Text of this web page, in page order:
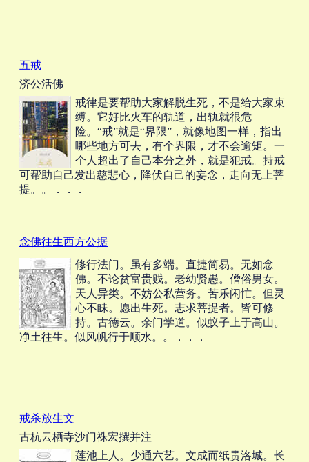
五戒
济公活佛
戒律是要帮助大家解脱生死，不是给大家束
缚。它好比火车的轨道，出轨就很危
险。“戒”就是“界限”，就像地图一样，指出
哪些地方可去，有个界限，才不会逾矩。一
个人超出了自己本分之外，就是犯戒。持戒
可帮助自己发出慈悲心，降伏自己的妄念，走向无上菩
提。。．．．
念佛往生西方公据
修行法门。虽有多端。直捷简易。无如念
佛。不论贫富贵贱。老幼贤愚。僧俗男女。
天人异类。不妨公私营务。苦乐闲忙。但灵
心不眛。愿出生死。志求菩提者。皆可修
持。古德云。余门学道。似蚁子上于高山。
净土往生。似风帆行于顺水。。．．．
戒杀放生文
古杭云栖寺沙门祩宏撰并注
莲池上人。少通六艺。文成而纸贵洛城。长